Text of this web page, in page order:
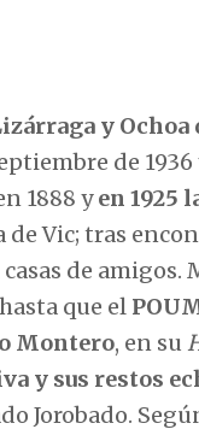
y Ochoa
de
1888 yen 1925
Vic; tras
de amigos.
que el
Montero, en su
y sus restos
Jorobado.